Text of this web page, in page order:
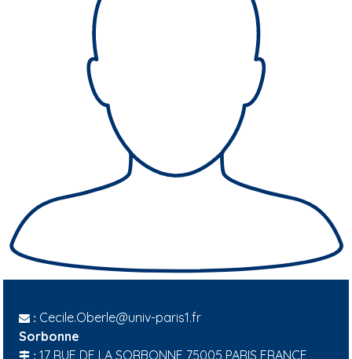
: Cecile.Oberle@univ-paris1.fr
Sorbonne
: 17 RUE DE LA SORBONNE 75005 PARIS FRANCE